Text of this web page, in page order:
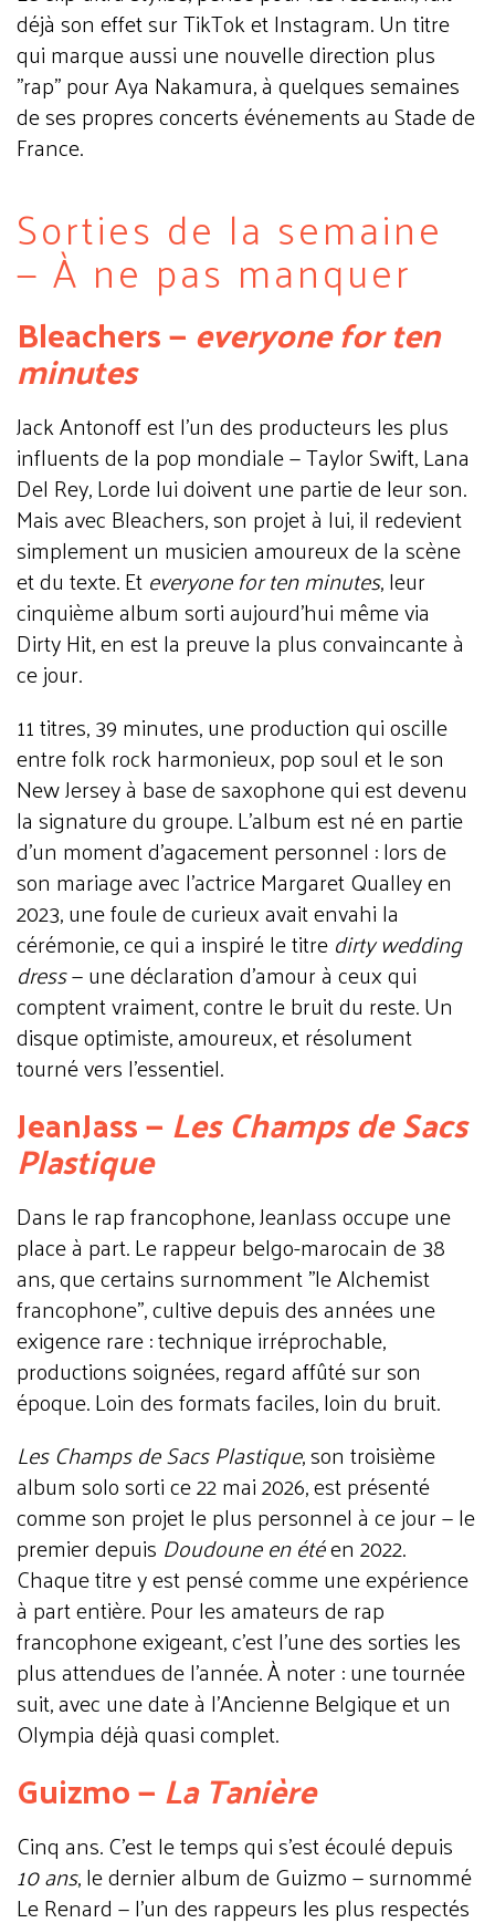
déjà son effet sur TikTok et Instagram. Un titre
qui marque aussi une nouvelle direction plus
"rap" pour Aya Nakamura, à quelques semaines
de ses propres concerts événements au Stade de
France.
Sorties de la semaine
— À ne pas manquer
Bleachers —everyone for ten
minutes
Jack Antonoff est l'un des producteurs les plus
influents de la pop mondiale — Taylor Swift, Lana
Del Rey, Lorde lui doivent une partie de leur son.
Mais avec Bleachers, son projet à lui, il redevient
simplement un musicien amoureux de la scène
et du texte. Eteveryone for ten minutes, leur
cinquième album sorti aujourd'hui même via
Dirty Hit, en est la preuve la plus convaincante à
ce jour.
11 titres, 39 minutes, une production qui oscille
entre folk rock harmonieux, pop soul et le son
New Jersey à base de saxophone qui est devenu
la signature du groupe. L'album est né en partie
d'un moment d'agacement personnel : lors de
son mariage avec l'actrice Margaret Qualley en
2023, une foule de curieux avait envahi la
cérémonie, ce qui a inspiré le titredirty wedding
dress— une déclaration d'amour à ceux qui
comptent vraiment, contre le bruit du reste. Un
disque optimiste, amoureux, et résolument
tourné vers l'essentiel.
JeanJass —Les Champs de Sacs
Plastique
Dans le rap francophone, JeanJass occupe une
place à part. Le rappeur belgo-marocain de 38
ans, que certains surnomment "le Alchemist
francophone", cultive depuis des années une
exigence rare : technique irréprochable,
productions soignées, regard affûté sur son
époque. Loin des formats faciles, loin du bruit.
Les Champs de Sacs Plastique, son troisième
album solo sorti ce 22 mai 2026, est présenté
comme son projet le plus personnel à ce jour — le
premier depuis Doudoune en étéen 2022.
Chaque titre y est pensé comme une expérience
à part entière. Pour les amateurs de rap
francophone exigeant, c'est l'une des sorties les
plus attendues de l'année. À noter : une tournée
suit, avec une date à l'Ancienne Belgique et un
Olympia déjà quasi complet.
Guizmo —La Tanière
Cinq ans. C'est le temps qui s'est écoulé depuis
10 ans, le dernier album de Guizmo — surnommé
Le Renard — l'un des rappeurs les plus respectés